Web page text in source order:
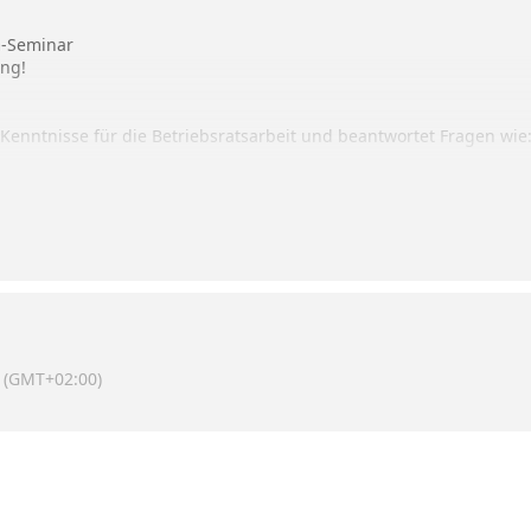
Seminar
für die Betriebsratsarbeit und beantwortet Fragen wie:
(GMT+02:00)